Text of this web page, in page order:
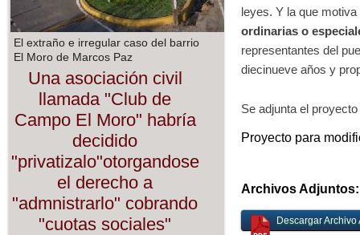
El extraño e irregular caso del barrio
El Moro de Marcos Paz
Una asociación civil
llamada "Club de
Campo El Moro" habría
decidido
"privatizalo"otorgandose
el derecho a
"admnistrarlo" cobrando
"cuotas sociales"
leyes. Y la que
ordinarias o
representantes del
diecinueve años y
Se adjunta el
Proyecto para
Archivos Adjuntos:
Descargar Archivo